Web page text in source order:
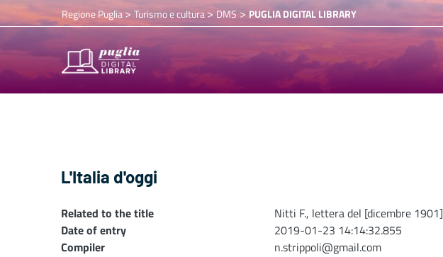
Regione Puglia> Turismo e cultura>DMS > PUGLIA DIGITAL LIBRARY
L'Italia d'oggi
Related to the title
Nitti F., lettera del [dicembre 1901]
Date of entry
2019-01-23 14:14:32.855
Compiler
n.strippoli@gmail.com